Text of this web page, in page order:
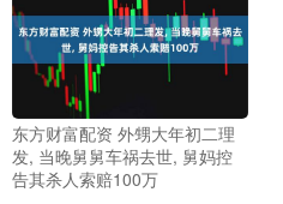
东方财富配资 外甥大年初二理
发, 当晚舅舅车祸去世, 舅妈控
告其杀人索赔100万